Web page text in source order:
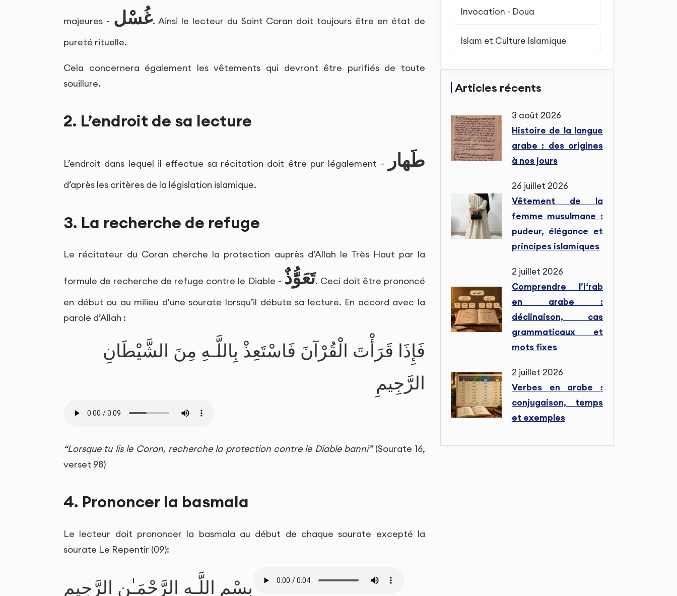
majeures - غُسْل. Ainsi le lecteur du Saint Coran doit toujours être en état de
pureté rituelle.
Cela concernera également les vêtements qui devront être purifiés de toute
souillure.
2. L’endroit de sa lecture
L’endroit dans lequel il effectue sa récitation doit être pur légalement - طَهار
d’après les critères de la législation islamique.
3. La recherche de refuge
Le récitateur du Coran cherche la protection auprès d’Allah le Très Haut par la
formule de recherche de refuge contre le Diable - تَعَوُّذٌ. Ceci doit être prononcé
en début ou au milieu d'une sourate lorsqu’il débute sa lecture. En accord avec la
parole d’Allah :
فَإِذَا قَرَأْتَ الْقُرْآنَ فَاسْتَعِذْ بِاللَّـهِ مِنَ الشَّيْطَانِ
الرَّجِيمِ
“Lorsque tu lis le Coran, recherche la protection contre le Diable banni”(Sourate 16,
verset 98)
4. Prononcer la basmala
Le lecteur doit prononcer la basmala au début de chaque sourate excepté la
sourate Le Repentir (09):
بِسْمِ اللَّـهِ الرَّحْمَـٰنِ الرَّحِيمِ
Invocation - Doua
Islam et Culture Islamique
Articles récents
3 août 2026
Histoire de la langue
arabe : des origines
à nos jours
26 juillet 2026
Vêtement de la
femme musulmane :
pudeur, élégance et
principes islamiques
2 juillet 2026
Comprendre l’i‘rab
en arabe :
déclinaison, cas
grammaticaux et
mots fixes
2 juillet 2026
Verbes en arabe :
conjugaison, temps
et exemples